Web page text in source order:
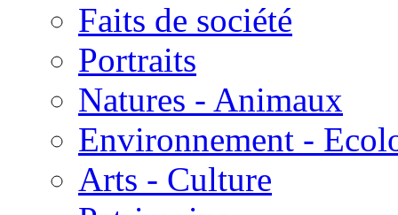
Faits de société
Portraits
Natures - Animaux
Environnement -
Arts - Culture